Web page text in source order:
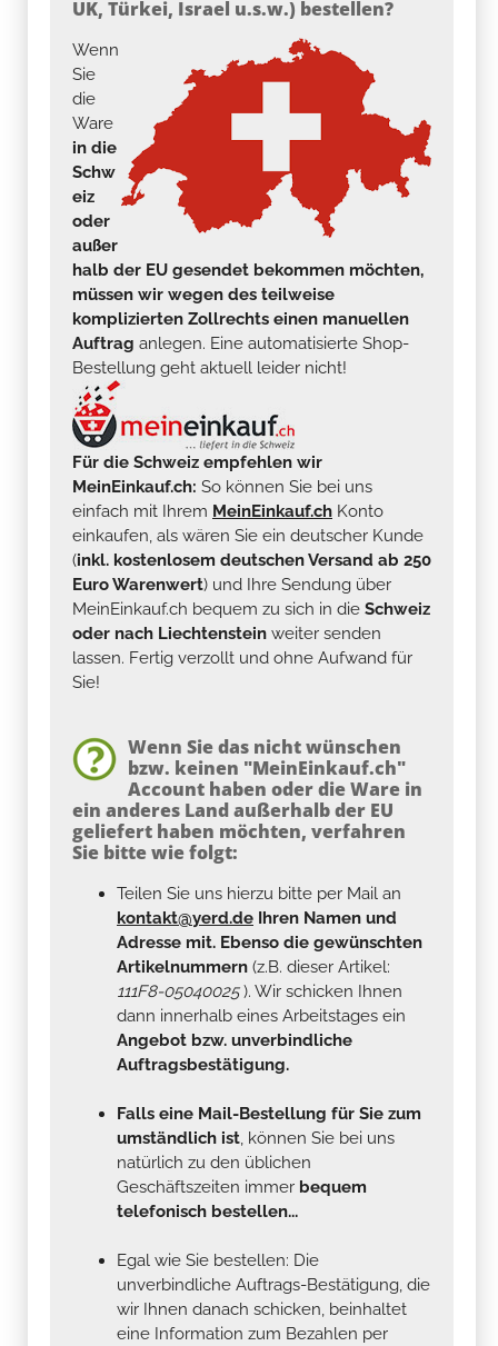
UK, Türkei, Israel u.s.w.) bestellen?
Wenn
Sie
die
Ware
in die
Schw
eiz
oder
außer
halb der EU gesendet bekommen möchten,
müssen wir wegen des teilweise
komplizierten Zollrechts einen manuellen
Auftrag anlegen. Eine automatisierte Shop-
Bestellung geht aktuell leider nicht!
Für die Schweiz empfehlen wir
MeinEinkauf.ch: So können Sie bei uns
einfach mit Ihrem MeinEinkauf.ch Konto
einkaufen, als wären Sie ein deutscher Kunde
(inkl. kostenlosem deutschen Versand ab 250
Euro Warenwert) und Ihre Sendung über
MeinEinkauf.ch bequem zu sich in die Schweiz
oder nach Liechtenstein weiter senden
lassen. Fertig verzollt und ohne Aufwand für
Sie!
Wenn Sie das nicht wünschen
bzw. keinen "MeinEinkauf.ch"
Account haben oder die Ware in
ein anderes Land außerhalb der EU
geliefert haben möchten, verfahren
Sie bitte wie folgt:
Teilen Sie uns hierzu bitte per Mail an
kontakt@yerd.de Ihren Namen und
Adresse mit. Ebenso die gewünschten
Artikelnummern (z.B. dieser Artikel:
111F8-05040025). Wir schicken Ihnen
dann innerhalb eines Arbeitstages ein
Angebot bzw. unverbindliche
Auftragsbestätigung.
Falls eine Mail-Bestellung für Sie zum
umständlich ist, können Sie bei uns
natürlich zu den üblichen
Geschäftszeiten immer bequem
telefonisch bestellen...
Egal wie Sie bestellen: Die
unverbindliche Auftrags-Bestätigung, die
wir Ihnen danach schicken, beinhaltet
eine Information zum Bezahlen per